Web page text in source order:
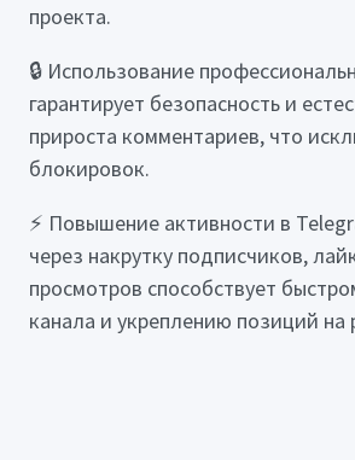
проекта.
🔒 Использование
гарантирует безопасность и
прироста комментариев, что
блокировок.
⚡ Повышение активности в
через накрутку подписчиков,
просмотров способствует
канала и укреплению позиций на